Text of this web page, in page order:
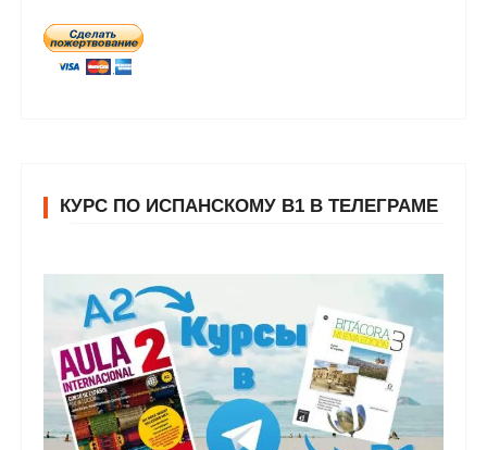
КУРС ПО ИСПАНСКОМУ В1 В ТЕЛЕГРАМЕ